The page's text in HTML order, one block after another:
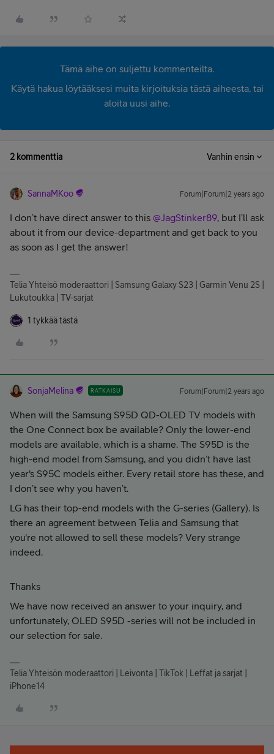
Tämä aihe on suljettu kommenteilta.
Käytä hakua löytääksesi muita kirjoituksia tästä aiheesta, tai
aloita uusi aihe.
2 kommenttia Vanhin ensin
SannaMKoo Forum|Forum|2 years ago
I don’t have direct answer to this @JagStinker89, but I’ll ask
about it from our device-department and get back to you
as soon as I get the answer!
Telia Yhteisö moderaattori | Samsung Galaxy S23 | Garmin Venu 2S |
Lukutoukka | TV-sarjat
1 tykkää tästä
SonjaMelina RATKAISU Forum|Forum|2 years ago
When will the Samsung S95D QD-OLED TV models with
the One Connect box be available? Only the lower-end
models are available, which is a shame. The S95D is the
high-end model from Samsung, and you didn’t have last
year's S95C models either. Every retail store has these, and
I don’t see why you haven’t.
LG has their top-end models with the G-series (Gallery). Is
there an agreement between Telia and Samsung that
you're not allowed to sell these models? Very strange
indeed.
Thanks
We have now received an answer to your inquiry, and
unfortunately, OLED S95D -series will not be included in
our selection for sale.
Telia Yhteisön moderaattori | Leivonta | TikTok | Leffat ja sarjat |
iPhone14